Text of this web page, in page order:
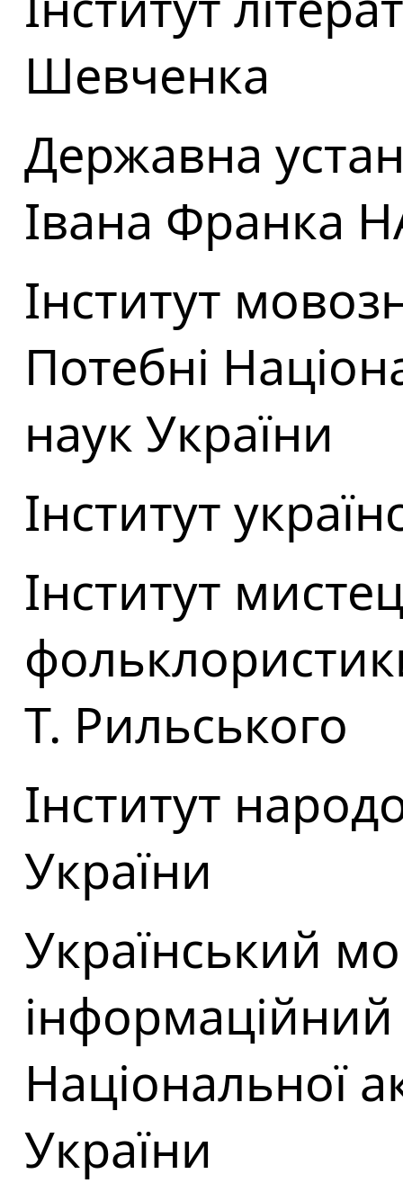
Шевченка
Державна
Івана Франка
Інститут
Потебні
наук України
Інститут
Інститут
Т. Рильського
Інститут
України
Український
Національної
України